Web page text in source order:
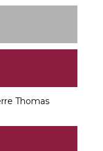
Thomas